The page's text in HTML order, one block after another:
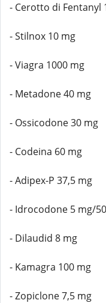
- Cerotto di Fentanyl
- Stilnox 10 mg
- Viagra 1000 mg
- Metadone 40 mg
- Ossicodone 30 mg
- Codeina 60 mg
- Adipex-P 37,5 mg
- Idrocodone 5 mg/
- Dilaudid 8 mg
- Kamagra 100 mg
- Zopiclone 7,5 mg